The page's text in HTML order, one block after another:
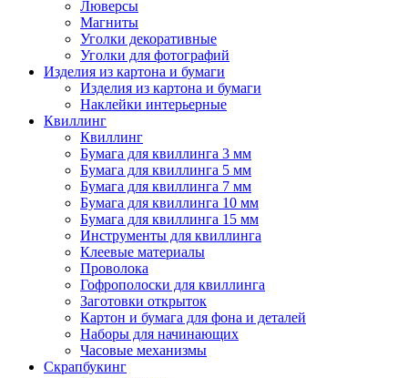
Люверсы
Магниты
Уголки декоративные
Уголки для фотографий
Изделия из картона и бумаги
Изделия из картона и бумаги
Наклейки интерьерные
Квиллинг
Квиллинг
Бумага для квиллинга 3 мм
Бумага для квиллинга 5 мм
Бумага для квиллинга 7 мм
Бумага для квиллинга 10 мм
Бумага для квиллинга 15 мм
Инструменты для квиллинга
Клеевые материалы
Проволока
Гофрополоски для квиллинга
Заготовки открыток
Картон и бумага для фона и деталей
Наборы для начинающих
Часовые механизмы
Скрапбукинг